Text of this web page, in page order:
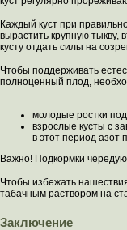
Каждый куст при
вырастить крупную тыкву,
кусту отдать силы на
Чтобы поддерживать
полноценный плод,
молодые ростки
взрослые кусты с
в этот период азот
Важно! Подкормки
Чтобы избежать
табачным раствором на
Заключение